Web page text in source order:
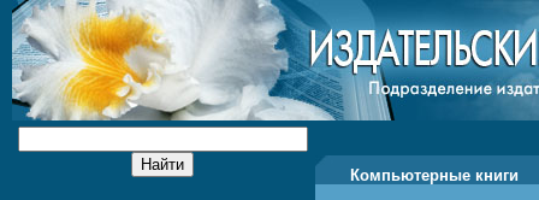
Компьютерные книги